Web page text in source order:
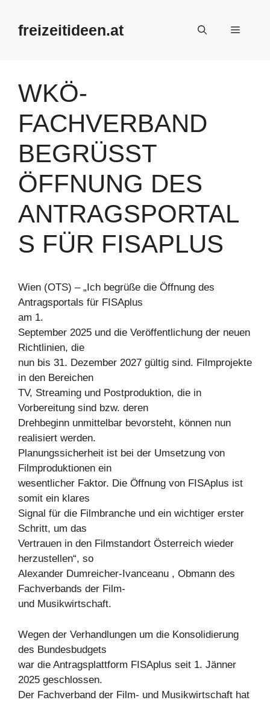
Inhalt
springenfreizeitideen.at Menü
WKÖ-
FACHVERBAND
BEGRÜSST Ö
FFNUNG DES A
NTRAGSPORTALS
FÜR FISAPLUS
Wien (OTS) – „Ich begrüße die Öffnung des
Antragsportals für FISAplus
am 1.
September 2025 und die Veröffentlichung der neuen
Richtlinien, die
nun bis 31. Dezember 2027 gültig sind. Filmprojekte
in den Bereichen
TV, Streaming und Postproduktion, die in
Vorbereitung sind bzw. deren
Drehbeginn unmittelbar bevorsteht, können nun
realisiert werden.
Planungssicherheit ist bei der Umsetzung von
Filmproduktionen ein
wesentlicher Faktor. Die Öffnung von FISAplus ist
somit ein klares
Signal für die Filmbranche und ein wichtiger erster
Schritt, um das
Vertrauen in den Filmstandort Österreich wieder
herzustellen“, so
Alexander Dumreicher-Ivanceanu , Obmann des
Fachverbands der Film-
und Musikwirtschaft.
Wegen der Verhandlungen um die Konsolidierung
des Bundesbudgets
war die Antragsplattform FISAplus seit 1. Jänner
2025 geschlossen.
Der Fachverband der Film- und Musikwirtschaft hat